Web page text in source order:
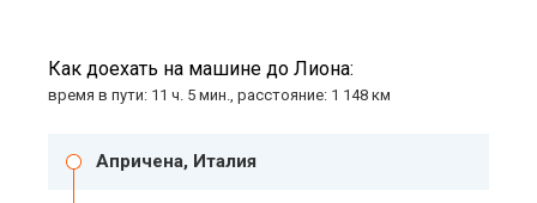
Как доехать на машине до Лиона:
время в пути: 11 ч. 5 мин., расстояние: 1 148 км
Апричена, Италия